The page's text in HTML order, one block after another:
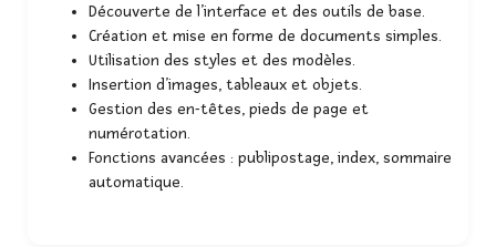
Découverte de l’interface et des outils de base.
Création et mise en forme de documents simples.
Utilisation des styles et des modèles.
Insertion d’images, tableaux et objets.
Gestion des en-têtes, pieds de page et
numérotation.
Fonctions avancées : publipostage, index, sommaire
automatique.